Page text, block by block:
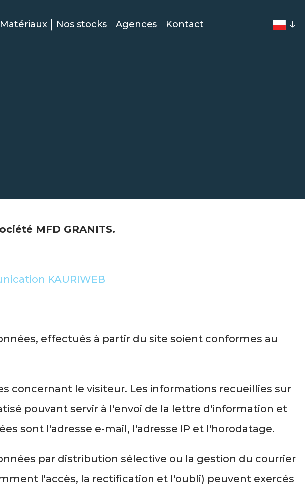
Matériaux Nos stocks Agences Kontact
MFD GRANITS.
KAURIWEB
effectués à partir du site soient conformes au
concernant le visiteur. Les informations recueillies sur
pouvant servir à l'envoi de la lettre d'information et
sont l'adresse e-mail, l'adresse IP et l'horodatage.
par distribution sélective ou la gestion du courrier
l'accès, la rectification et l'oubli) peuvent exercés